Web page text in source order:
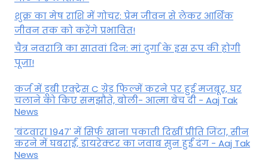
शुक्र का मेष राशि में गोचर: प्रेम जीवन से लेकर आर्थिक
जीवन तक को करेंगे प्रभावित!
चैत्र नवरात्रि का सातवां दिन: मां दुर्गा के इस रूप की होगी
पूजा!
कर्ज में डूबी एक्ट्रेस C ग्रेड फिल्में करने पर हुई मजबूर, घर
चलाने को किए समझौते, बोली- आत्मा बेच दी - Aaj Tak
News
'बंटवारा 1947' में सिर्फ खाना पकाती दिखीं प्रीति जिंटा, सीन
करने में घबराईं, डायरेक्टर का जवाब सुन हुईं दंग - Aaj Tak
News